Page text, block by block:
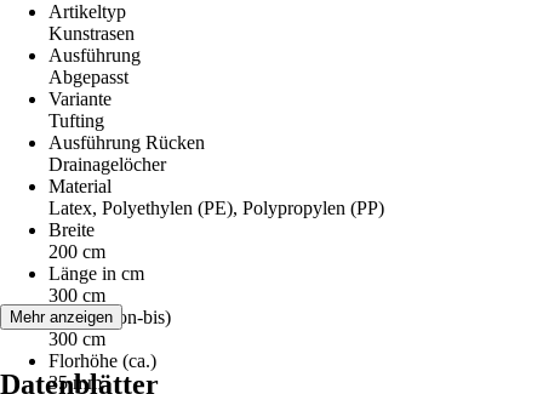
Artikeltyp
Kunstrasen
Ausführung
Abgepasst
Variante
Tufting
Ausführung Rücken
Drainagelöcher
Material
Latex, Polyethylen (PE), Polypropylen (PP)
Breite
200 cm
Länge in cm
300 cm
Länge (von-bis)
300 cm
Florhöhe (ca.)
35 mm
Mehr anzeigen
Datenblätter